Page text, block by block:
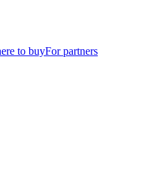
to buyFor partners